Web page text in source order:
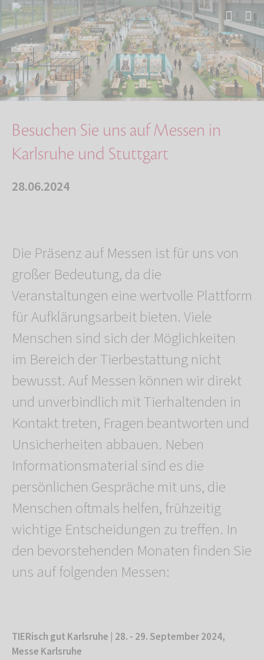
Start Über uns
Aktuelles
Besuchen Sie uns auf Messen in Karlsruhe und …
Besuchen Sie uns auf Messen in
Karlsruhe und Stuttgart
28.06.2024
Die Präsenz auf Messen ist für uns von
großer Bedeutung, da die
Veranstaltungen eine wertvolle Plattform
für Aufklärungsarbeit bieten. Viele
Menschen sind sich der Möglichkeiten
im Bereich der Tierbestattung nicht
bewusst. Auf Messen können wir direkt
und unverbindlich mit Tierhaltenden in
Kontakt treten, Fragen beantworten und
Unsicherheiten abbauen. Neben
Informationsmaterial sind es die
persönlichen Gespräche mit uns, die
Menschen oftmals helfen, frühzeitig
wichtige Entscheidungen zu treffen. In
den bevorstehenden Monaten finden Sie
uns auf folgenden Messen:
TIERisch gut Karlsruhe | 28. - 29. September 2024,
Messe Karlsruhe